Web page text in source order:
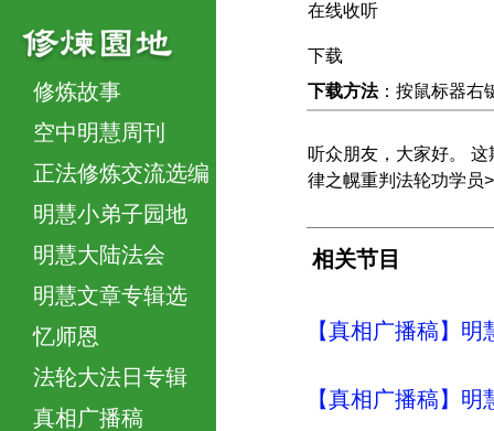
修炼故事
空中明慧周刊
正法修炼交流选编
明慧小弟子园地
明慧大陆法会
明慧文章专辑选
忆师恩
法轮大法日专辑
真相广播稿
在线收听
下载
下载方法：按鼠标器右
听众朋友，大家好。
律之幌重判法轮功学员
相关节目
【真相广播稿】
【真相广播稿】